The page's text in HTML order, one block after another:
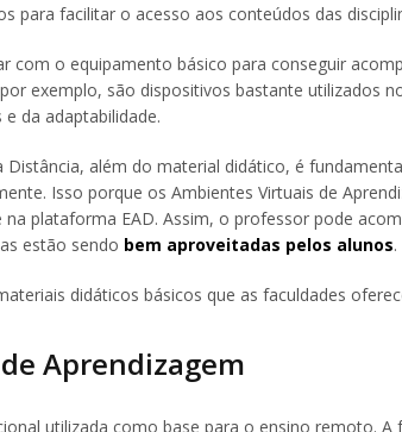
para facilitar o acesso aos conteúdos das
com o equipamento básico para conseguir
exemplo, são dispositivos bastante utilizados
da adaptabilidade.
Distância, além do material didático, é
Isso porque os Ambientes Virtuais de
plataforma EAD. Assim, o professor pode
estão sendo bem aproveitadas pelos alunos.
didáticos básicos que as faculdades
Aprendizagem
utilizada como base para o ensino remoto.